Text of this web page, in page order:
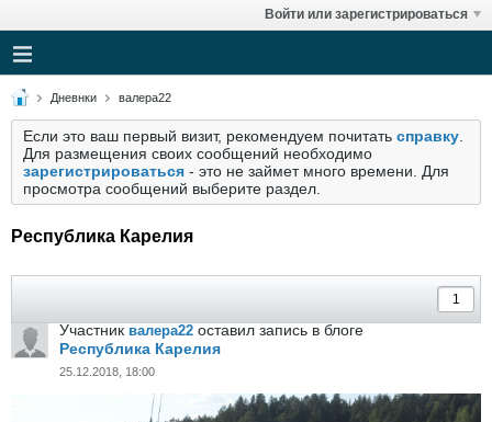
Войти или зарегистрироваться
Дневнки валера22
Если это ваш первый визит, рекомендуем почитать справку
Для размещения своих сообщений необходимо
зарегистрироваться - это не займет много времени. Для
просмотра сообщений выберите раздел.
Республика Карелия
Участник валера22 оставил запись в блоге
Республика Карелия
25.12.2018, 18:00